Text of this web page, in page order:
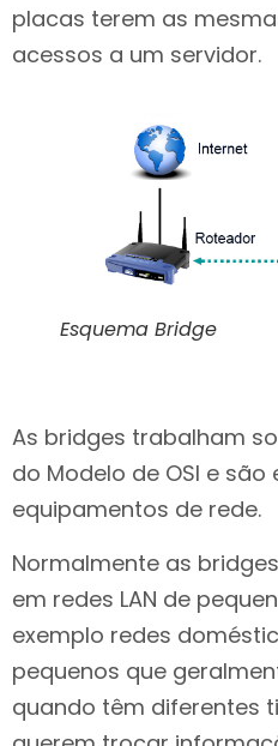
placas terem as
acessos a um servidor.
Esquema Bridge
As bridges trabalham
do Modelo de OSI e são
equipamentos de rede.
Normalmente as
em redes LAN de
exemplo redes
pequenos que
quando têm diferentes